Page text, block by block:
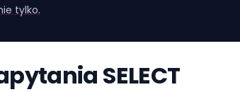
tylko.
SELECT